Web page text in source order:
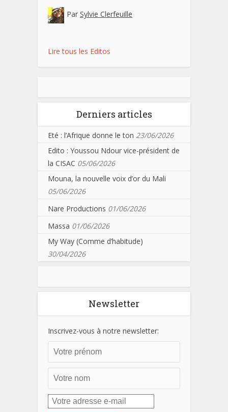
Par Sylvie Clerfeuille
Lire tous les Editos
Derniers articles
Eté : l’Afrique donne le ton 23/06/2026
Edito : Youssou Ndour vice-président de
la CISAC 05/06/2026
Mouna, la nouvelle voix d’or du Mali
05/06/2026
Nare Productions 01/06/2026
Massa 01/06/2026
My Way (Comme d’habitude)
30/04/2026
Newsletter
Inscrivez-vous à notre newsletter: